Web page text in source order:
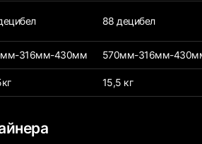
88 децибел
316мм-430мм 570мм-316мм-
15,5 кг